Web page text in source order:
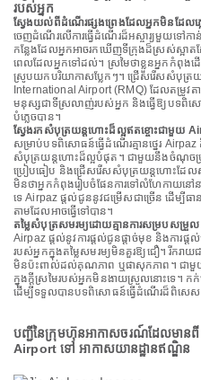
របស់អ្នក
ស្វែងយល់ពីដំណើរផ្សងព្រេងដែលអ្នកមិនដែលភ្ល
ចេញដំណើរលើការធ្វើដំណើរដ៏អស្ចារ្យមួយទៅក
កន្លែងដែលអ្នកអាចរកឃើញទីក្រុងដ៏ស្រស់ស្អាត
ពេលដែលអ្នកទៅដល់។ ស្រមៃថាខ្លួនអ្នកកំពុងដើ
ស្រូបយកបរិយាកាសប្លែកៗ។ ជ្រើសរើសសំបុត្រ
International Airport (RMQ) ដែលតម្រូវត
មនុស្សជាទីស្រលាញ់របស់អ្នក និងធ្វើឱ្យបទពិ
បំភ្លេចបាន។
ស្វែងរកសំបុត្រយន្តហោះដ៏ល្អឥតខ្ចោះជាមួយ
សម្រាប់បទពិសោធន៍ធ្វើដំណើរគ្មានថ្នេរ Airpaz
សំបុត្រយន្តហោះដ៏ល្អបំផុត។ ជាមួយនឹងចំណុចប្
ប្រៀបធៀប និងជ្រើសរើសសំបុត្រយន្តហោះដែ
មិនថាអ្នកកំពុងរៀបចំផែនការទៅលំហែកាយន
ទេ Airpaz ផ្តល់ជូននូវជម្រើសជាច្រើន ដើម្បីធ
តាមដែលអាចធ្វើទៅបាន។
តម្លៃសំបុត្រសមរម្យដោយគ្មានការសម្របសម្រួល
Airpaz ផ្តល់នូវការផ្តល់ជូនផ្តាច់មុខ និងការ
របស់អ្នកក្នុងតម្លៃសមរម្យមិនគួរឱ្យជឿ។ រីករា
មិនប៉ះពាល់ដល់គុណភាព ឬផាសុកភាព។ ជាមួយ
ក្នុងក្តីស្រមៃរបស់អ្នកមិនងាយស្រួលនោះទេ។
ដើម្បីទទួលបានបទពិសោធន៍ធ្វើដំណើរដ៏ពិសេស
បញ្ជីនៃក្រុមហ៊ុនអាកាសចរណ៍ដែលមា
Airport ទៅ អាកាសយានដ្ឋានឥណ្ឌិន